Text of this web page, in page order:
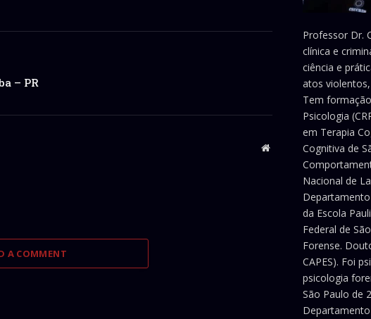
– PR
Website
A COMMENT
Professor Dr.
clínica e
ciência e
atos
Tem
Psicologia
em Terapia
Cognitiva de
Nacional de
da Escola
Federal de
Forense.
CAPES). Foi
psicologia
São Paulo de